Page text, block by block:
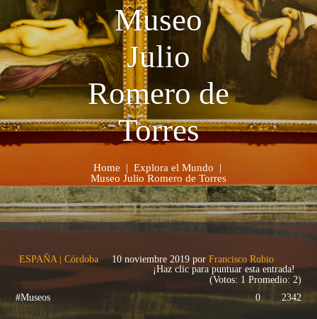
Museo
Julio
Romero de
Torres
Home | Explora el Mundo
|
Museo Julio Romero de Torres
ESPAÑA|Córdoba 10 noviembre 2019 porFrancisco Rubio
¡Haz clic para puntuar esta entrada!
(Votos: 1 Promedio: 2)
#Museos
2342
0